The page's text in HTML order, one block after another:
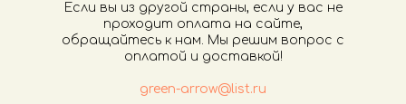
Если вы из другой страны, если у вас не
проходит оплата на сайте,
обращайтесь к нам. Мы решим вопрос с
оплатой и доставкой!
green-arrow@list.ru